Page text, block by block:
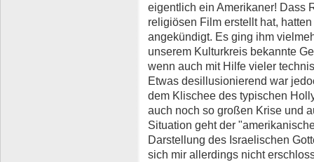
eigentlich ein Amerikaner! Dass
religiösen Film erstellt hat,
angekündigt. Es ging ihm
unserem Kulturkreis bekannte
wenn auch mit Hilfe vieler
Etwas desillusionierend war
dem Klischee des typischen
auch noch so großen Krise und
Situation geht der
Darstellung des Israelischen
sich mir allerdings nicht